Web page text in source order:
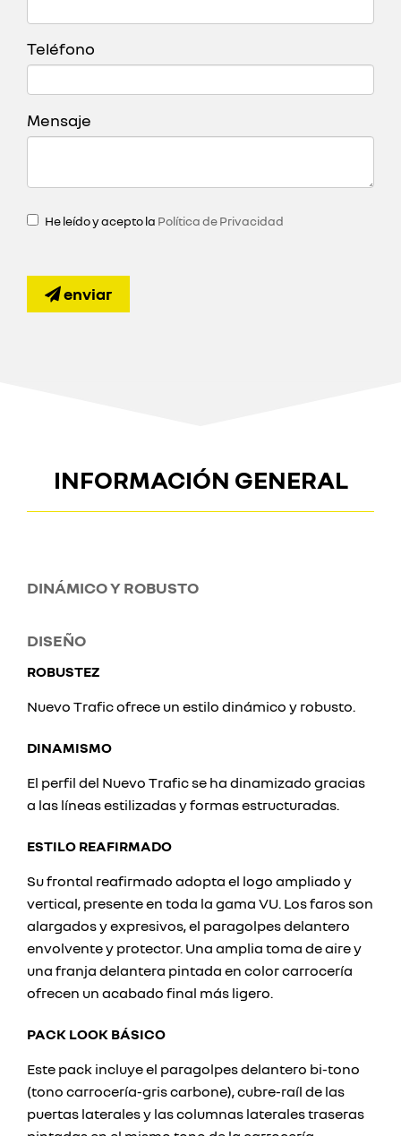
Teléfono
Mensaje
He leído y acepto la Política de Privacidad
enviar
INFORMACIÓN GENERAL
DINÁMICO Y ROBUSTO
DISEÑO
ROBUSTEZ
Nuevo Trafic ofrece un estilo dinámico y robusto.
DINAMISMO
El perfil del Nuevo Trafic se ha dinamizado gracias
a las líneas estilizadas y formas estructuradas.
ESTILO REAFIRMADO
Su frontal reafirmado adopta el logo ampliado y
vertical, presente en toda la gama VU. Los faros son
alargados y expresivos, el paragolpes delantero
envolvente y protector. Una amplia toma de aire y
una franja delantera pintada en color carrocería
ofrecen un acabado final más ligero.
PACK LOOK BÁSICO
Este pack incluye el paragolpes delantero bi-tono
(tono carrocería-gris carbone), cubre-raíl de las
puertas laterales y las columnas laterales traseras